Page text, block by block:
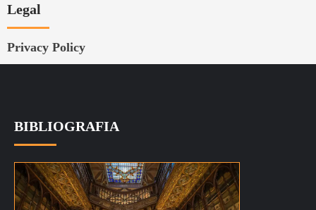
Legal
Privacy Policy
BIBLIOGRAFIA